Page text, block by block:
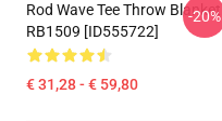
Rod Wave Tee Throw Blanket
RB1509 [ID555722]
€ 31,28 - € 59,80
-20%